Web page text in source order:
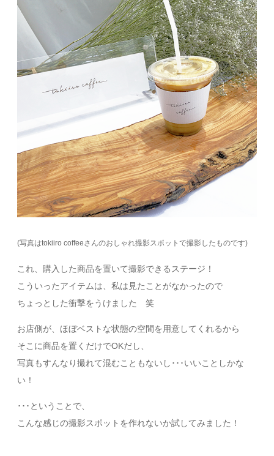
(写真はtokiiro coffeeさんのおしゃれ撮影スポットで撮影したものです)
これ、購入した商品を置いて撮影できるステージ！
こういったアイテムは、私は見たことがなかったので
ちょっとした衝撃をうけました 笑
お店側が、ほぼベストな状態の空間を用意してくれるから
そこに商品を置くだけでOKだし、
写真もすんなり撮れて混むこともないし･･･いいことしかな
い！
･･･ということで、
こんな感じの撮影スポットを作れないか試してみました！